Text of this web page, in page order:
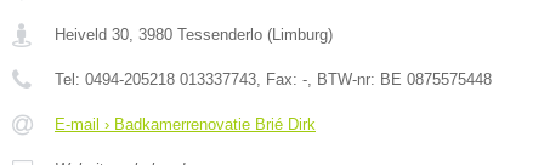
Heiveld 30, 3980 Tessenderlo (Limburg)
Tel: 0494-205218 013337743, Fax: -, BTW-nr: BE 0875575448
E-mail › Badkamerrenovatie Brié Dirk